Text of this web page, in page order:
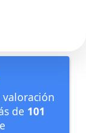
de 101